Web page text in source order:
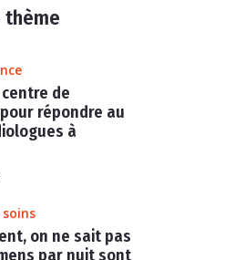
thème
de
répondre au
à
on ne sait pas
par nuit sont